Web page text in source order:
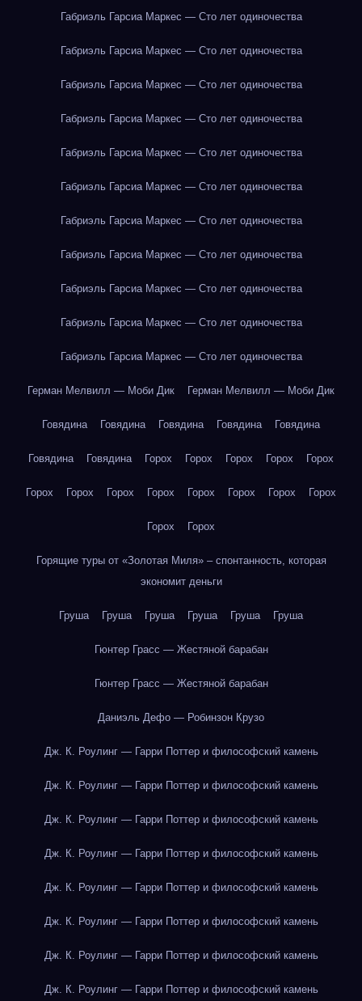
Габриэль Гарсиа Маркес — Сто лет одиночества
Габриэль Гарсиа Маркес — Сто лет одиночества
Габриэль Гарсиа Маркес — Сто лет одиночества
Габриэль Гарсиа Маркес — Сто лет одиночества
Габриэль Гарсиа Маркес — Сто лет одиночества
Габриэль Гарсиа Маркес — Сто лет одиночества
Габриэль Гарсиа Маркес — Сто лет одиночества
Габриэль Гарсиа Маркес — Сто лет одиночества
Габриэль Гарсиа Маркес — Сто лет одиночества
Габриэль Гарсиа Маркес — Сто лет одиночества
Габриэль Гарсиа Маркес — Сто лет одиночества
Герман Мелвилл — Моби Дик Герман Мелвилл — Моби Дик
Говядина Говядина Говядина Говядина Говядина
Говядина Говядина Горох Горох Горох Горох Горох
Горох Горох Горох Горох Горох Горох Горох Горох
Горох Горох
Горящие туры от «Золотая Миля» – спонтанность, которая
экономит деньги
Груша Груша Груша Груша Груша Груша
Гюнтер Грасс — Жестяной барабан
Гюнтер Грасс — Жестяной барабан
Даниэль Дефо — Робинзон Крузо
Дж. К. Роулинг — Гарри Поттер и философский камень
Дж. К. Роулинг — Гарри Поттер и философский камень
Дж. К. Роулинг — Гарри Поттер и философский камень
Дж. К. Роулинг — Гарри Поттер и философский камень
Дж. К. Роулинг — Гарри Поттер и философский камень
Дж. К. Роулинг — Гарри Поттер и философский камень
Дж. К. Роулинг — Гарри Поттер и философский камень
Дж. К. Роулинг — Гарри Поттер и философский камень